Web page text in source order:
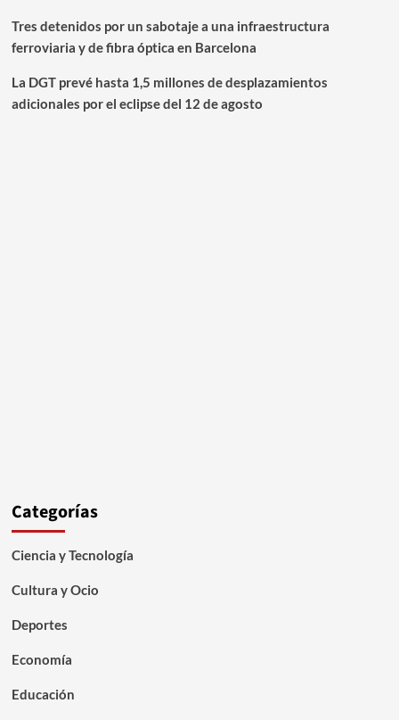
Tres detenidos por un sabotaje a una infraestructura
ferroviaria y de fibra óptica en Barcelona
La DGT prevé hasta 1,5 millones de desplazamientos
adicionales por el eclipse del 12 de agosto
Categorías
Ciencia y Tecnología
Cultura y Ocio
Deportes
Economía
Educación